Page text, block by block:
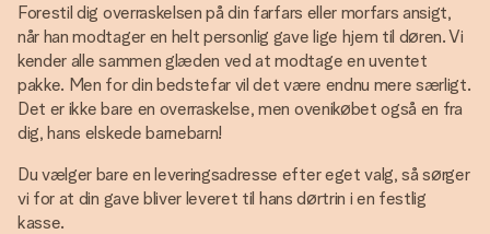
Forestil dig overraskelsen på din farfars eller morfars ansigt,
når han modtager en helt personlig gave lige hjem til døren. Vi
kender alle sammen glæden ved at modtage en uventet
pakke. Men for din bedstefar vil det være endnu mere særligt.
Det er ikke bare en overraskelse, men ovenikøbet også en fra
dig, hans elskede barnebarn!
Du vælger bare en leveringsadresse efter eget valg, så sørger
vi for at din gave bliver leveret til hans dørtrin i en festlig
kasse.